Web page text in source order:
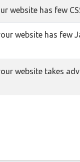
website has few
website has few
website takes